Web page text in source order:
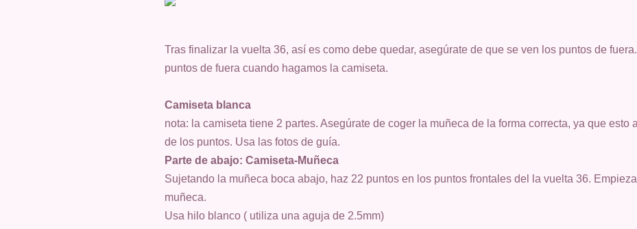
Tras finalizar la vuelta 36, así es como debe quedar, asegúrate de que se ven los puntos de
puntos de fuera cuando hagamos la camiseta.
Camiseta blanca
nota: la camiseta tiene 2 partes. Asegúrate de coger la muñeca de la forma correcta, ya que esto
de los puntos. Usa las fotos de guía.
Parte de abajo: Camiseta-Muñeca
Sujetando la muñeca boca abajo, haz 22 puntos en los puntos frontales del la vuelta 36.
muñeca.
Usa hilo blanco ( utiliza una aguja de 2.5mm)